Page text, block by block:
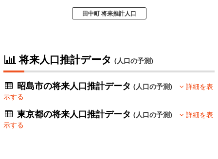
田中町 将来推計人口
将来人口推計データ (人口の予測)
昭島市の将来人口推計データ(人口の予測)
詳細を表
示する
東京都の将来人口推計データ(人口の予測)
詳細を表
示する